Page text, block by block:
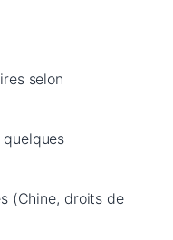
selon
(Chine, droits de